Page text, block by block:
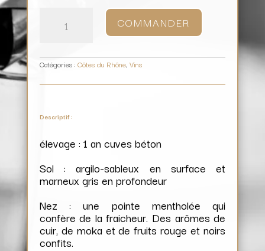
Fourmone
COMMANDER
Catégories : Côtes du Rhône, Vins
Descriptif :
élevage : 1 an cuves béton
Sol : argilo-sableux en surface et
marneux gris en profondeur
Nez : une pointe mentholée qui
confère de la fraicheur. Des arômes de
cuir, de moka et de fruits rouge et noirs
confits.